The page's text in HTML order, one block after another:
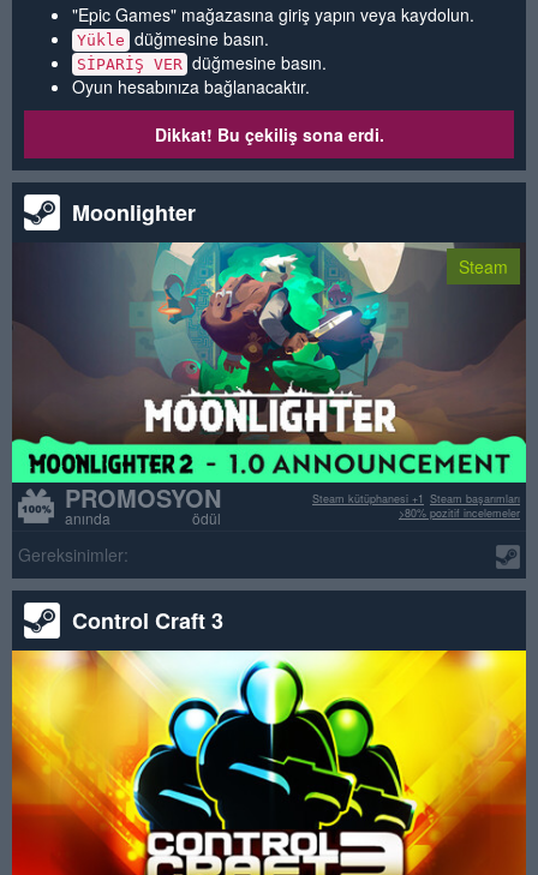
"Epic Games" mağazasına giriş yapın veya kaydolun.
Yükle düğmesine basın.
SİPARİŞ VER düğmesine basın.
Oyun hesabınıza bağlanacaktır.
Dikkat! Bu çekiliş sona erdi.
Moonlighter
Steam
PROMOSYON
anında ödül
Steam başarımları
Steam kütüphanesi +1
>80% pozitif incelemeler
Gereksinimler:
Control Craft 3